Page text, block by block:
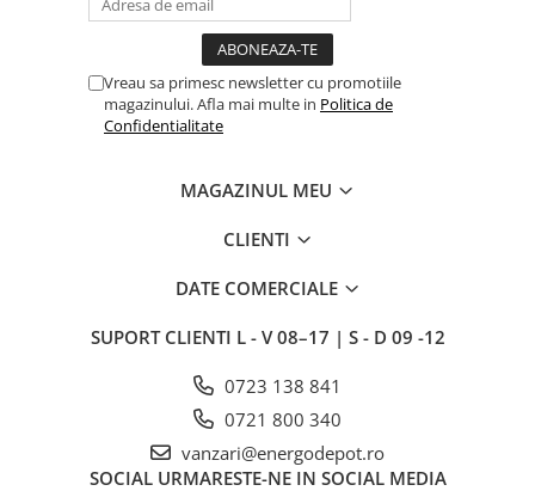
Vreau sa primesc newsletter cu promotiile
magazinului. Afla mai multe in Politica de
Confidentialitate
MAGAZINUL MEU
CLIENTI
DATE COMERCIALE
SUPORT CLIENTI L - V 08–17 | S - D 09 -12
0723 138 841
0721 800 340
vanzari@energodepot.ro
SOCIAL URMARESTE-NE IN SOCIAL MEDIA